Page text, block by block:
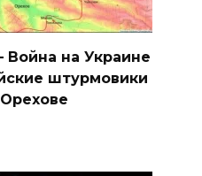
на Украине
штурмовики